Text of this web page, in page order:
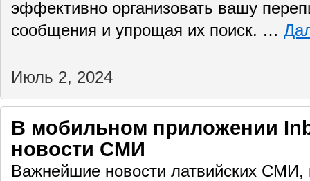
эффективно организовать вашу
сообщения и упрощая их поиск. …
Июль 2, 2024
В мобильном приложении
новости СМИ
Важнейшие новости латвийских